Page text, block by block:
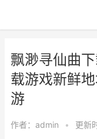
飘渺寻仙曲
载游戏新鲜
游
作者： admin • 更新